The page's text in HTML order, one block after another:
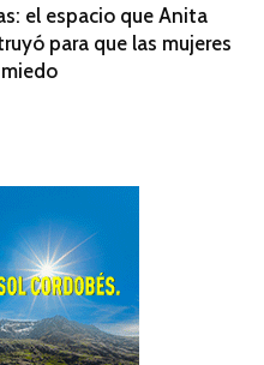
el espacio que Anita
para que las mujeres